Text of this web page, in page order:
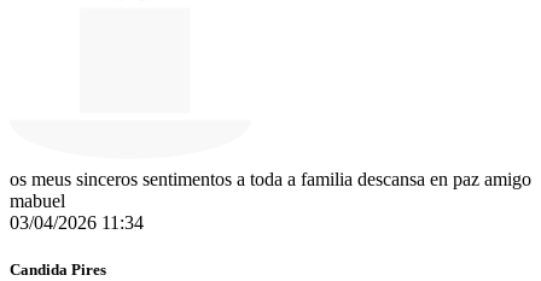
os meus sinceros sentimentos a toda a familia descansa en paz amigo
mabuel
03/04/2026 11:34
Candida Pires